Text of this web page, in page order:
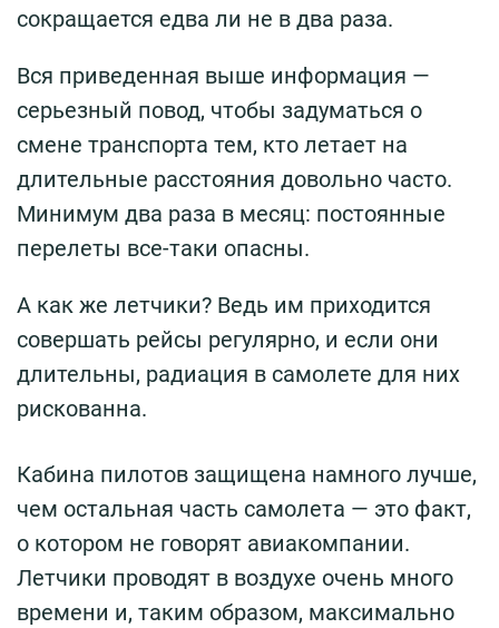
сокращается едва ли не в два раза.
Вся приведенная выше информация —
серьезный повод, чтобы задуматься о
смене транспорта тем, кто летает на
длительные расстояния довольно часто.
Минимум два раза в месяц: постоянные
перелеты все-таки опасны.
А как же летчики? Ведь им приходится
совершать рейсы регулярно, и если они
длительны, радиация в самолете для них
рискованна.
Кабина пилотов защищена намного лучше,
чем остальная часть самолета — это факт,
о котором не говорят авиакомпании.
Летчики проводят в воздухе очень много
времени и, таким образом, максимально